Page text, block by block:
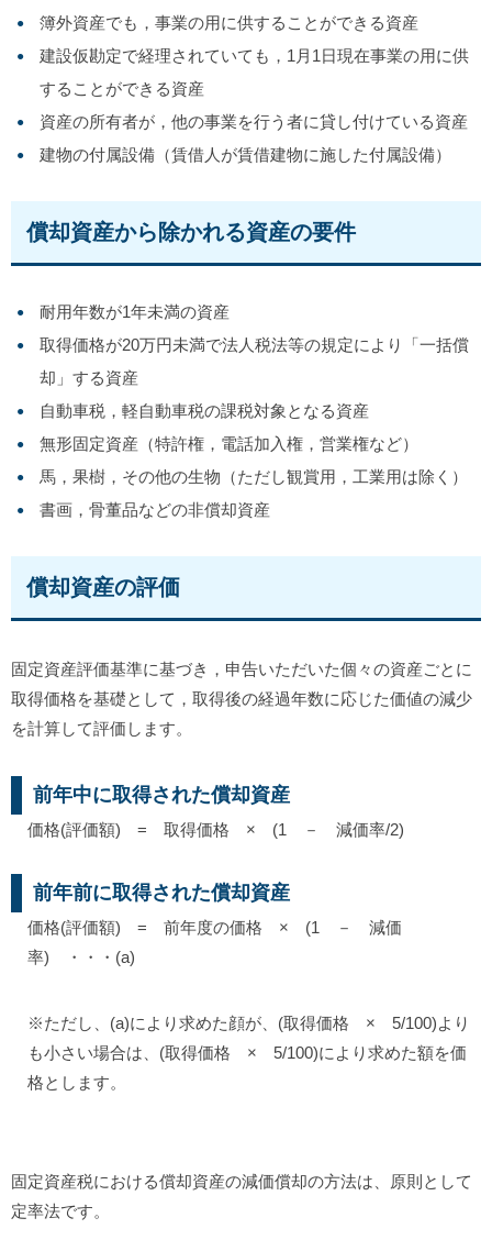
簿外資産でも，事業の用に供することができる資産
建設仮勘定で経理されていても，1月1日現在事業の用に供
することができる資産
資産の所有者が，他の事業を行う者に貸し付けている資産
建物の付属設備（賃借人が賃借建物に施した付属設備）
償却資産から除かれる資産の要件
耐用年数が1年未満の資産
取得価格が20万円未満で法人税法等の規定により「一括償
却」する資産
自動車税，軽自動車税の課税対象となる資産
無形固定資産（特許権，電話加入権，営業権など）
馬，果樹，その他の生物（ただし観賞用，工業用は除く）
書画，骨董品などの非償却資産
償却資産の評価
固定資産評価基準に基づき，申告いただいた個々の資産ごとに
取得価格を基礎として，取得後の経過年数に応じた価値の減少
を計算して評価します。
前年中に取得された償却資産
価格(評価額) = 取得価格 × (1 － 減価率/2)
前年前に取得された償却資産
価格(評価額) = 前年度の価格 × (1 － 減価
率) ・・・(a)
※ただし、(a)により求めた顔が、(取得価格 × 5/100)より
も小さい場合は、(取得価格 × 5/100)により求めた額を価
格とします。
固定資産税における償却資産の減価償却の方法は、原則として
定率法です。